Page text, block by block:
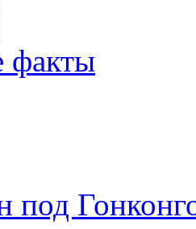
факты
под